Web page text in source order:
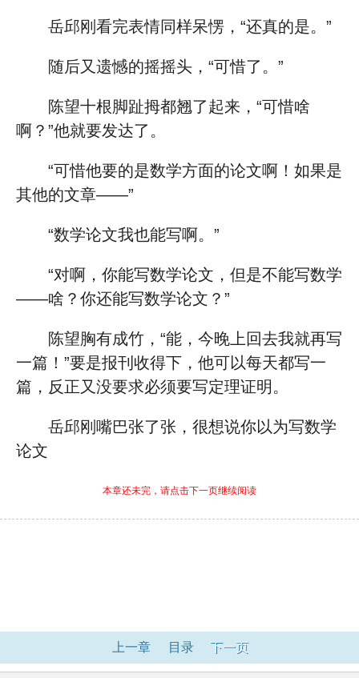
岳邱刚看完表情同样呆愣，“还真的是。”
随后又遗憾的摇摇头，“可惜了。”
陈望十根脚趾拇都翘了起来，“可惜啥
啊？”他就要发达了。
“可惜他要的是数学方面的论文啊！如果是
其他的文章——”
“数学论文我也能写啊。”
“对啊，你能写数学论文，但是不能写数学
——啥？你还能写数学论文？”
陈望胸有成竹，“能，今晚上回去我就再写
一篇！”要是报刊收得下，他可以每天都写一
篇，反正又没要求必须要写定理证明。
岳邱刚嘴巴张了张，很想说你以为写数学
论文
本章还未完，请点击下一页继续阅读
上一章 目录 下一页